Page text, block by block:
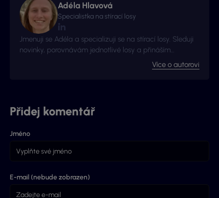
Adéla Hlavová
Specialistka na stírací losy
Jmenuji se Adéla a specializuji se na stírací losy. Sleduji
novinky, porovnávám jednotlivé losy a přináším
Více o autorovi
Přidej komentář
Jméno
E-mail (nebude zobrazen)